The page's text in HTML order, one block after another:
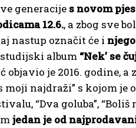
generacije s novom
12.6., a zbog sve
nastup označit će i
album “Nek’ se
objavio je 2016. godine, a
najdraži” s kojom je
“Dva goluba”, “Boliš
jedan je od